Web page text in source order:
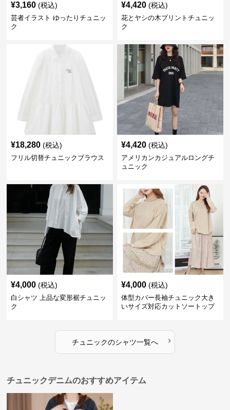
¥3,160 (税込)
芸者イラスト ゆったりチュニッ
ク
¥4,420 (税込)
花とヤシの木プリントチュニッ
ク
¥18,280 (税込)
フリル切替チュニックブラウス
¥4,420 (税込)
アメリカンカジュアルロングチ
ュニック
¥4,000 (税込)
白シャツ 上品な変形裾チュニッ
ク
¥4,000 (税込)
体型カバー長袖チュニック大き
いサイズ対応カットソートップ
チュニックのシャツ一覧へ ›
チュニックデニムのおすすめアイテム